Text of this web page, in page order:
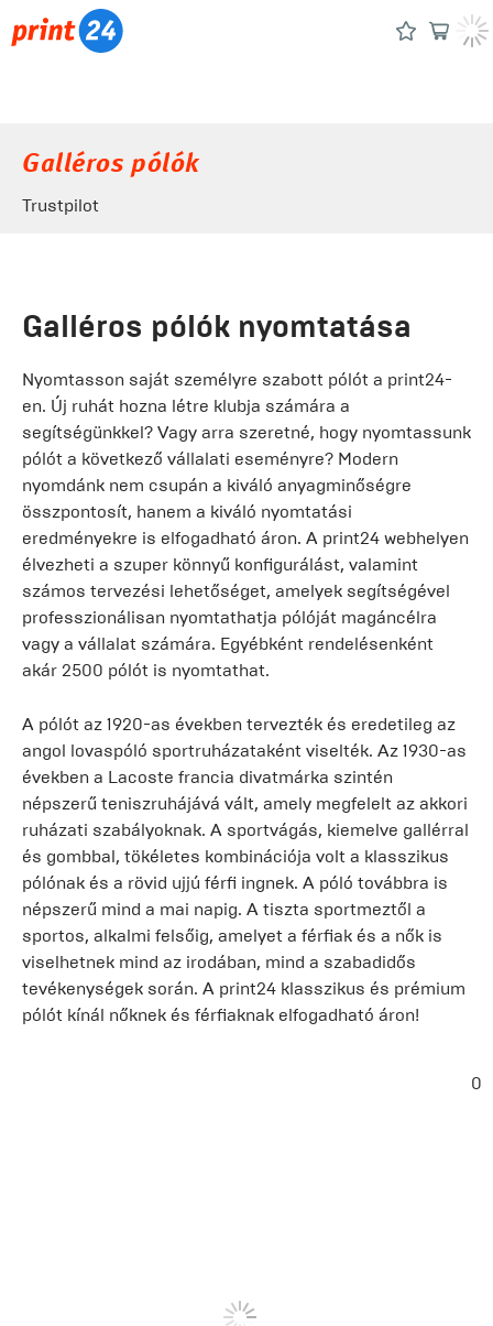
Galléros pólók
Trustpilot
Galléros pólók nyomtatása
Nyomtasson saját személyre szabott pólót a print24-
en. Új ruhát hozna létre klubja számára a
segítségünkkel? Vagy arra szeretné, hogy nyomtassunk
pólót a következő vállalati eseményre? Modern
nyomdánk nem csupán a kiváló anyagminőségre
összpontosít, hanem a kiváló nyomtatási
eredményekre is elfogadható áron. A print24 webhelyen
élvezheti a szuper könnyű konfigurálást, valamint
számos tervezési lehetőséget, amelyek segítségével
professzionálisan nyomtathatja pólóját magáncélra
vagy a vállalat számára. Egyébként rendelésenként
akár 2500 pólót is nyomtathat.
A pólót az 1920-as években tervezték és eredetileg az
angol lovaspóló sportruházataként viselték. Az 1930-as
években a Lacoste francia divatmárka szintén
népszerű teniszruhájává vált, amely megfelelt az akkori
ruházati szabályoknak. A sportvágás, kiemelve gallérral
és gombbal, tökéletes kombinációja volt a klasszikus
pólónak és a rövid ujjú férfi ingnek. A póló továbbra is
népszerű mind a mai napig. A tiszta sportmeztől a
sportos, alkalmi felsőig, amelyet a férfiak és a nők is
viselhetnek mind az irodában, mind a szabadidős
tevékenységek során. A print24 klasszikus és prémium
pólót kínál nőknek és férfiaknak elfogadható áron!
0